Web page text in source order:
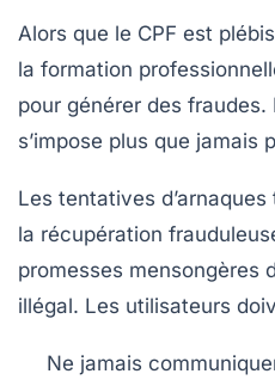
Alors que le CPF est
la formation
pour générer des
s’impose plus que jamais
Les tentatives
la récupération
promesses mensongères
illégal. Les utilisateurs
Ne jamais